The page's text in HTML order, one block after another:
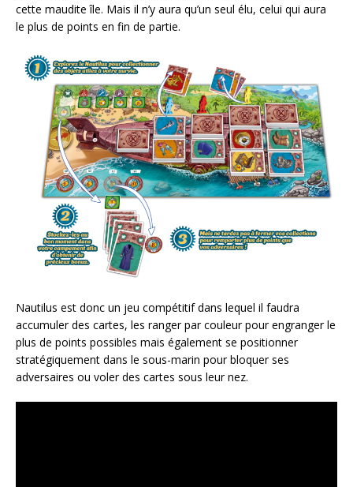
cette maudite île. Mais il n’y aura qu’un seul élu, celui qui aura
le plus de points en fin de partie.
Nautilus est donc un jeu compétitif dans lequel il faudra
accumuler des cartes, les ranger par couleur pour engranger le
plus de points possibles mais également se positionner
stratégiquement dans le sous-marin pour bloquer ses
adversaires ou voler des cartes sous leur nez.